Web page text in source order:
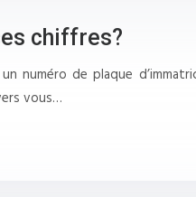
chiffres?
de plaque
vous…